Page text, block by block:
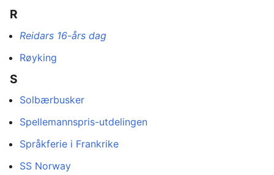
R
Reidars 16-års dag
Røyking
S
Solbærbusker
Spellemannspris-utdelingen
Språkferie i Frankrike
SS Norway